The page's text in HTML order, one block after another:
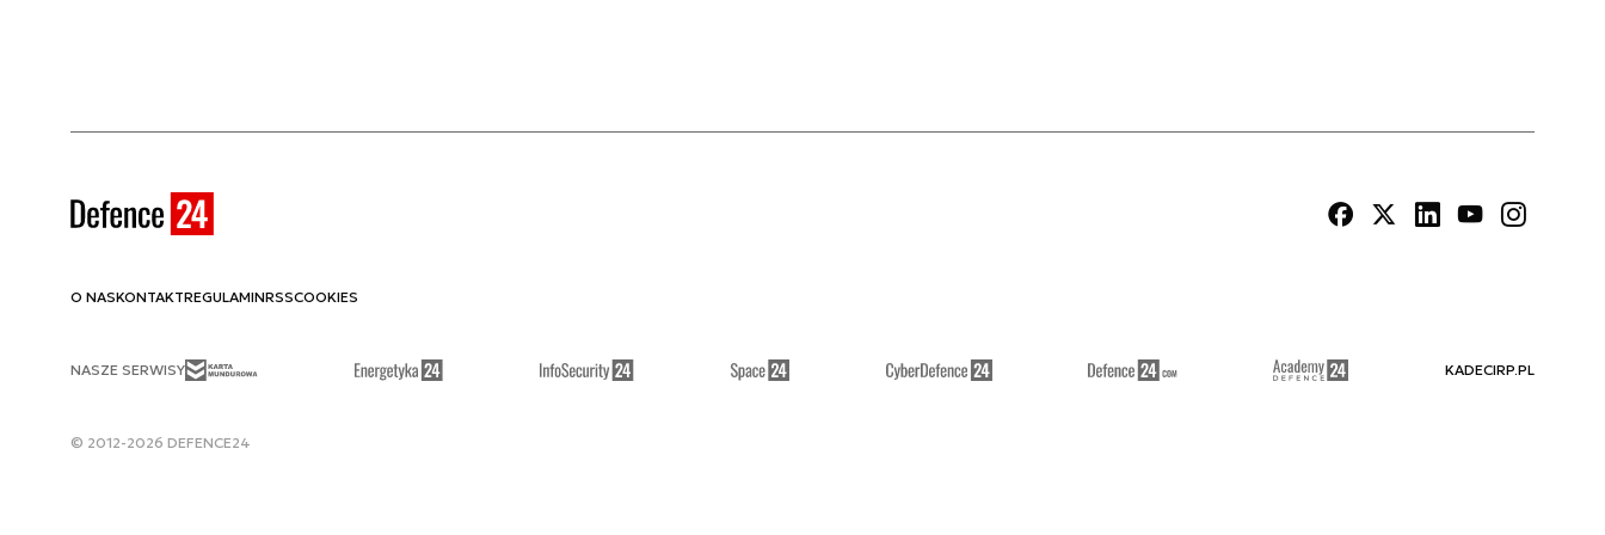
O NASKONTAKTREGULAMINRSSCOOKIES
NASZE SERWISY KADECIRP.PL
© 2012-2026 DEFENCE24